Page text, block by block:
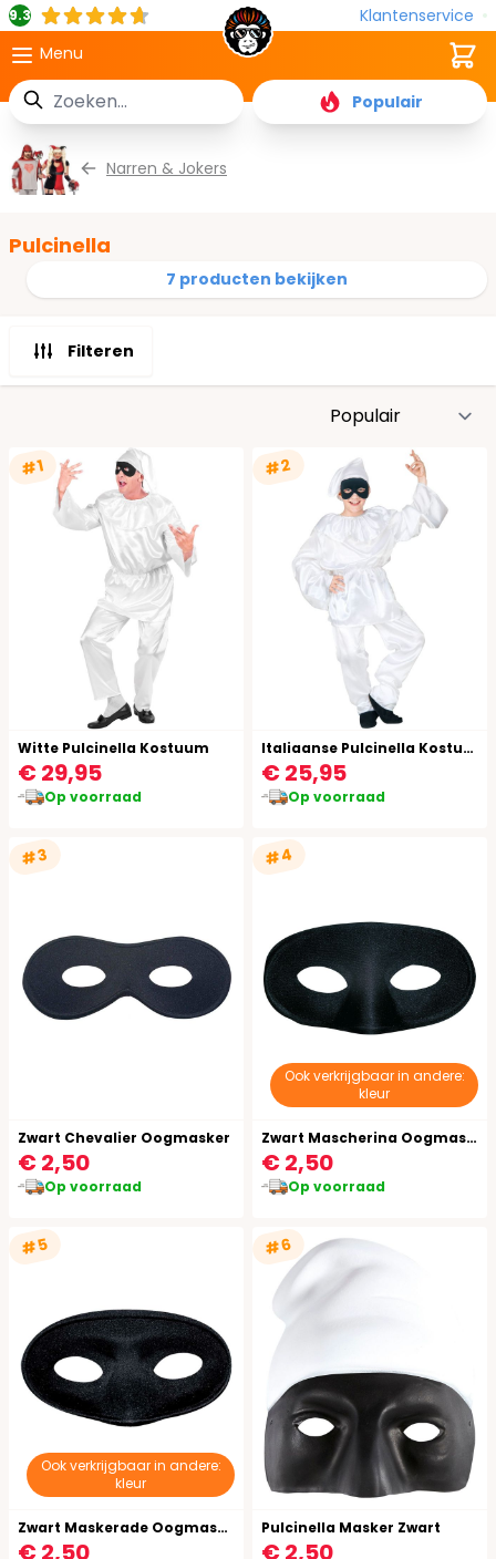
9.3
Klantenservice
Menu
Zoek
Populair
Cart
Narren & Jokers
Pulcinella
7 producten bekijken
Filteren
#1
Witte Pulcinella Kostuum
€ 29,95
Op voorraad
#2
Italiaanse Pulcinella Kostuum
€ 25,95
Op voorraad
#3
Zwart Chevalier Oogmasker
€ 2,50
Op voorraad
#4
Ook verkrijgbaar in andere:
kleur
Zwart Mascherina Oogmasker
€ 2,50
Op voorraad
#5
Ook verkrijgbaar in andere:
kleur
Zwart Maskerade Oogmasker
€ 2,50
#6
Pulcinella Masker Zwart
€ 2,50